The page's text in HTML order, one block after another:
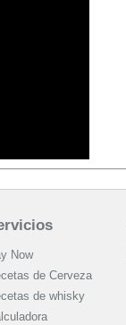
Now
de Cerveza
de whisky